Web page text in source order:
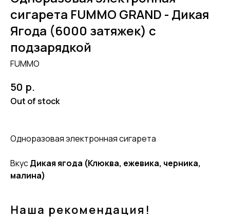
сигарета FUMMO GRAND - Дикая
Ягода (6000 затяжек) с
подзарядкой
FUMMO
50 р.
Out of stock
Одноразовая электронная сигарета
ВкусДикая ягода (Клюква, ежевика, черника,
малина)
Наша рекомендация!